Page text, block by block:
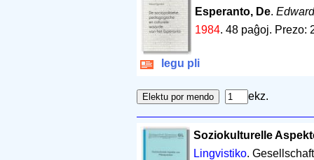
Esperanto, De.
1984. 48 paĝoj. Prezo:
legu pli
ekz.
Soziokulturelle
Lingvistiko.